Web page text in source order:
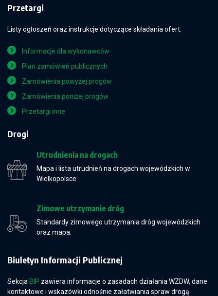
Przetargi
Listy ogłoszeń oraz instrukcje dotyczące składania ofert.
Informacje dla wykonawców
Plan zamówień publicznych
Zamówienia powyżej progów
Zamówienia poniżej progów
Przetargi inne
Drogi
Utrudnienia na drogach
Mapa i lista utrudnień na drogach wojewódzkich w
Wielkopolsce.
Zimowe utrzymanie dróg
Standardy zimowego utrzymania dróg wojewódzkich
oraz mapa.
Biuletyn Informacji Publicznej
Sekcja BIP zawiera informacje o zasadach działania WZDW, dane
kontaktowe i wskazówki odnośnie załatwiania spraw drogą